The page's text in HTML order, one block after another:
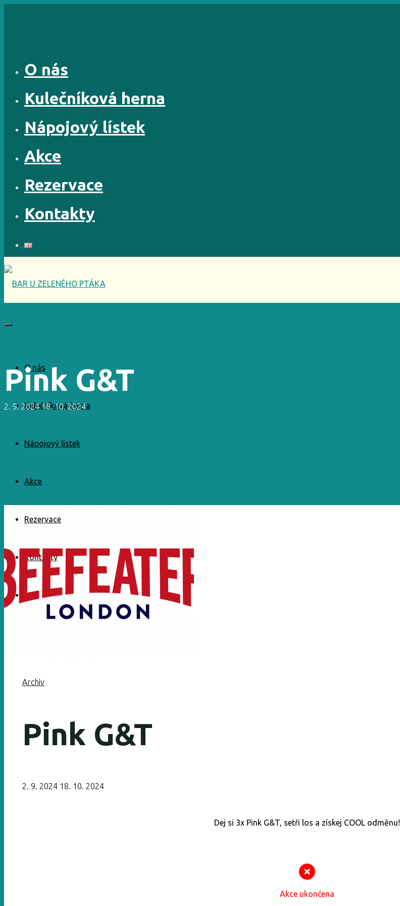
O nás
Kulečníková herna
Nápojový lístek
Akce
Rezervace
Kontakty
O nás
Kulečníková herna
Nápojový lístek
Akce
Rezervace
Kontakty
Pink G&T
2. 9. 202418. 10. 2024
Archiv
Pink G&T
2. 9. 2024 18. 10. 2024
Dej si 3x Pink G&T, setři los a získej COOL odměnu!
Akce ukončena